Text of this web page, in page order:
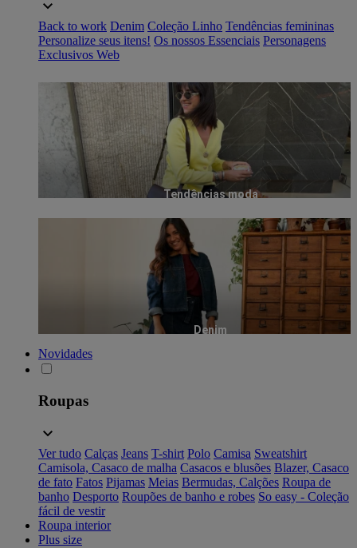
Back to work Denim Coleção Linho Tendências femininas
Personalize seus itens! Os nossos Essenciais Personagens
Exclusivos Web
Tendências moda
Denim
Novidades
Roupas
Ver tudo Calças Jeans T-shirt Polo Camisa Sweatshirt
Camisola, Casaco de malha Casacos e blusões Blazer, Casaco
de fato Fatos Pijamas Meias Bermudas, Calções Roupa de
banho Desporto Roupões de banho e robes So easy - Coleção
fácil de vestir
Roupa interior
Plus size